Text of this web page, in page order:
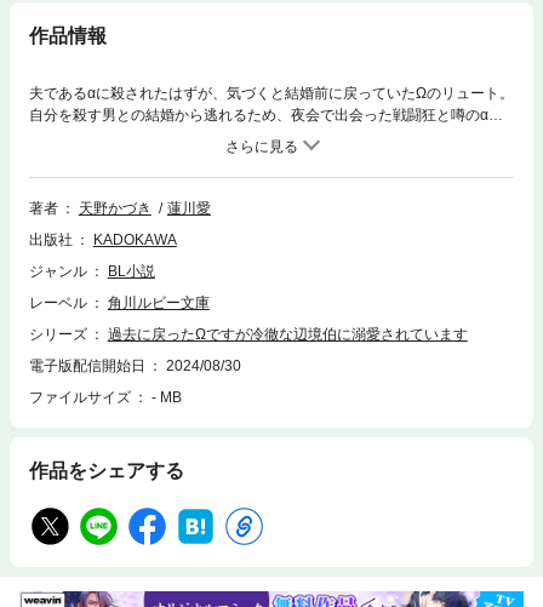
作品情報
夫であるαに殺されたはずが、気づくと結婚前に戻っていたΩのリュート。
自分を殺す男との結婚から逃れるため、夜会で出会った戦闘狂と噂のαで
ある辺境伯ジオラルドに結婚を申し込む。途端、発情してしまい…？
著者 天野かづき
蓮川愛
出版社
KADOKAWA
ジャンル
BL小説
レーベル
角川ルビー文庫
シリーズ
過去に戻ったΩですが冷徹な辺境伯に溺愛されています
電子版配信開始日
2024/08/30
ファイルサイズ
- MB
作品をシェアする